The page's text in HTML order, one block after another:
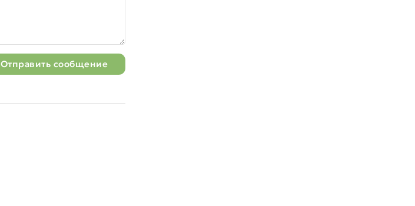
Отправить сообщение